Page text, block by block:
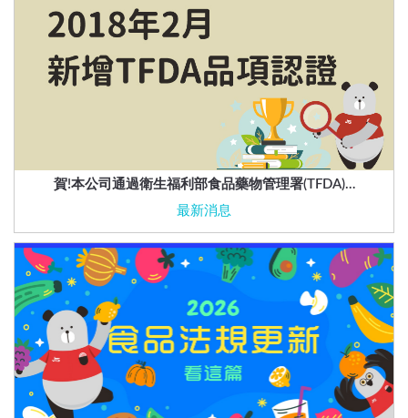
賀!本公司通過衛生福利部食品藥物管理署(TFDA)…
最新消息